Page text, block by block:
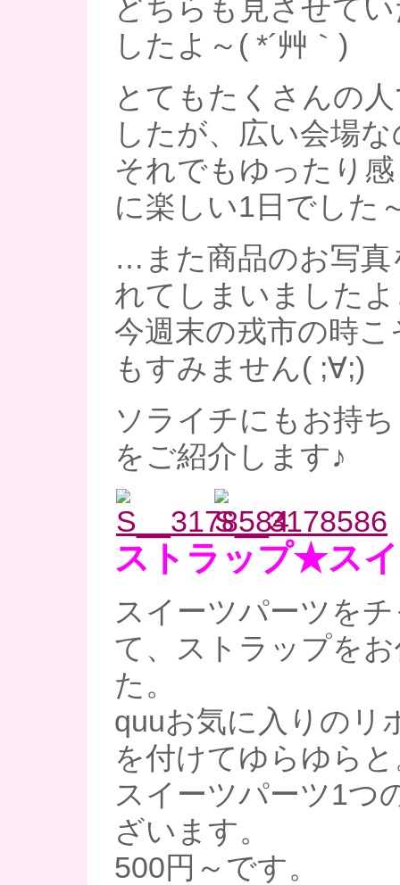
どちらも見させて
したよ～( *´艸｀)
とてもたくさんの
したが、広い会場
それでもゆったり
に楽しい1日でした
…また商品のお写真
れてしまいました
今週末の戎市の時
もすみません( ;∀;)
ソライチにもお持
をご紹介します♪
ストラップ★ス
スイーツパーツを
て、ストラップを
た。
quuお気に入りのリ
を付けてゆらゆら
スイーツパーツ1つ
ざいます。
500円～です。